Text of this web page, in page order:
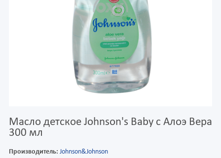
Масло детское Johnson's Baby с Алоэ Вера
300 мл
Производитель: Johnson&Johnson